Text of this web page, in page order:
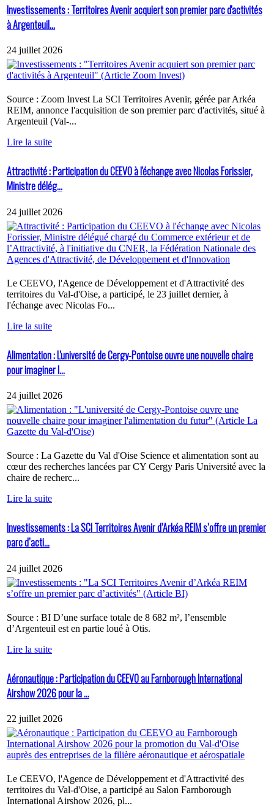
Investissements : Territoires Avenir acquiert son premier parc d'activités
à Argenteuil...
24 juillet 2026
Source : Zoom Invest La SCI Territoires Avenir, gérée par Arkéa
REIM, annonce l'acquisition de son premier parc d'activités, situé à
Argenteuil (Val-...
Lire la suite
Attractivité : Participation du CEEVO à l'échange avec Nicolas Forissier,
Ministre délég...
24 juillet 2026
Le CEEVO, l'Agence de Développement et d'Attractivité des
territoires du Val-d'Oise, a participé, le 23 juillet dernier, à
l'échange avec Nicolas Fo...
Lire la suite
Alimentation : L'université de Cergy-Pontoise ouvre une nouvelle chaire
pour imaginer l...
24 juillet 2026
Source : La Gazette du Val d'Oise Science et alimentation sont au
cœur des recherches lancées par CY Cergy Paris Université avec la
chaire de recherc...
Lire la suite
Investissements : La SCI Territoires Avenir d’Arkéa REIM s’offre un premier
parc d’acti...
24 juillet 2026
Source : BI D’une surface totale de 8 682 m², l’ensemble
d’Argenteuil est en partie loué à Otis.
Lire la suite
Aéronautique : Participation du CEEVO au Farnborough International
Airshow 2026 pour la ...
22 juillet 2026
Le CEEVO, l'Agence de Développement et d'Attractivité des
territoires du Val-d'Oise, a participé au Salon Farnborough
International Airshow 2026, pl...